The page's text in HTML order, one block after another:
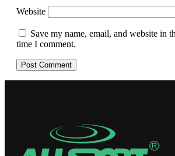
Website
Save my name, email, and website in
time I comment.